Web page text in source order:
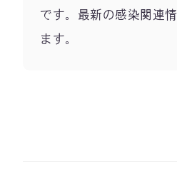
です。最新の感染関連
ます。